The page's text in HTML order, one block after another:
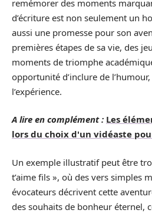
remémorer des moments
d’écriture est non seulement un
aussi une promesse pour son
premières étapes de sa vie, des
moments de triomphe
opportunité d’inclure de
l’expérience.
A lire en complément : Les
lors du choix d'un vidéaste
Un exemple illustratif peut être
t’aime fils », où des vers simples
évocateurs décrivent cette
des souhaits de bonheur éternel,